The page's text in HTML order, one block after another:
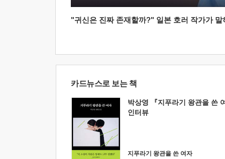
"귀신은 진짜 존재할까?" 일본 호러 작가가
카드뉴스로 보는 책
박상영 『지푸라기 왕관을 쓴
인터뷰
지푸라기 왕관을 쓴 여자